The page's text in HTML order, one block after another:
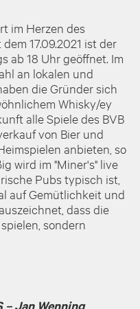
im Herzen des
17.09.2021 ist der
ab 18 Uhr geöffnet. Im
an lokalen und
die Gründer sich
Whisky/ey
alle Spiele des BVB
von Bier und
anbieten, so
wird im "Miner's" live
Pubs typisch ist,
auf Gemütlichkeit und
dass die
sondern